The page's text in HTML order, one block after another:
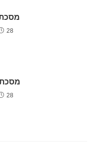
28 באפריל 2022
28 באפריל 2022